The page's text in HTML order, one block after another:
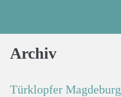
Archiv
Türklopfer Magdeburg